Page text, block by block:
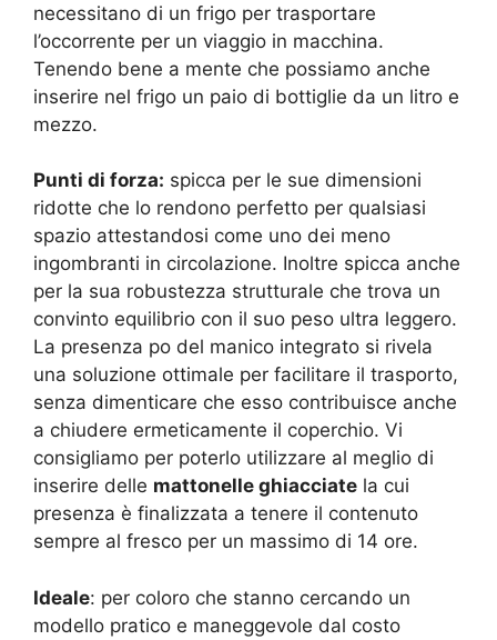
necessitano di un frigo per trasportare
l’occorrente per un viaggio in macchina.
Tenendo bene a mente che possiamo anche
inserire nel frigo un paio di bottiglie da un litro e
mezzo.
Punti di forza: spicca per le sue dimensioni
ridotte che lo rendono perfetto per qualsiasi
spazio attestandosi come uno dei meno
ingombranti in circolazione. Inoltre spicca anche
per la sua robustezza strutturale che trova un
convinto equilibrio con il suo peso ultra leggero.
La presenza po del manico integrato si rivela
una soluzione ottimale per facilitare il trasporto,
senza dimenticare che esso contribuisce anche
a chiudere ermeticamente il coperchio. Vi
consigliamo per poterlo utilizzare al meglio di
inserire delle mattonelle ghiacciate la cui
presenza è finalizzata a tenere il contenuto
sempre al fresco per un massimo di 14 ore.
Ideale: per coloro che stanno cercando un
modello pratico e maneggevole dal costo